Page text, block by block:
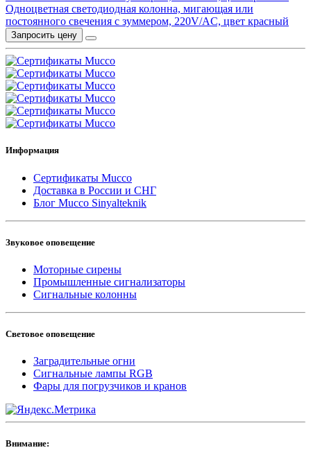
Одноцветная светодиодная колонна, мигающая или
постоянного свечения с зуммером, 220V/AC, цвет красный
Запросить цену
Информация
Сертификаты Mucco
Доставка в России и СНГ
Блог Mucco Sinyalteknik
Звуковое оповещение
Моторные сирены
Промышленные сигнализаторы
Сигнальные колонны
Световое оповещение
Заградительные огни
Сигнальные лампы RGB
Фары для погрузчиков и кранов
Внимание: